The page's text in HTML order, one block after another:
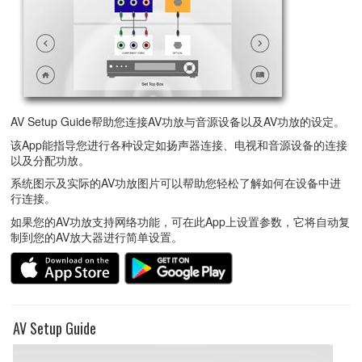
AV Setup Guide帮助您连接AV功放与音源设备以及AV功放的设定。
该App能指导您进行各种设定如扬声器连接、电视和音源设备的连接
以及分配功放。
系统图示及实际的AV功放图片可以帮助您轻松了解如何在设备中进
行连接。
如果您的AV功放支持网络功能，可在此App上设置参数，它将自动复
制到您的AV放大器进行简单设置。
AV Setup Guide